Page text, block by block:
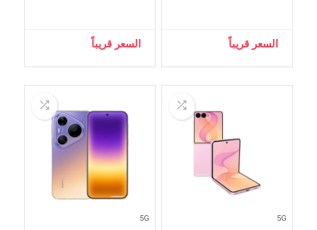
السعر قريباً السعر قريباً
5G
5G